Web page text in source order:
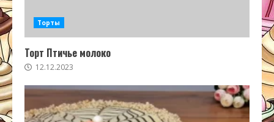
Торты
Торт Птичье молоко
12.12.2023